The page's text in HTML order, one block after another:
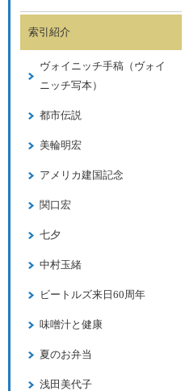
索引紹介
ヴォイニッチ手稿（ヴォイ
ニッチ写本）
都市伝説
美輪明宏
アメリカ建国記念
関口宏
七夕
中村玉緒
ビートルズ来日60周年
味噌汁と健康
夏のお弁当
浅田美代子